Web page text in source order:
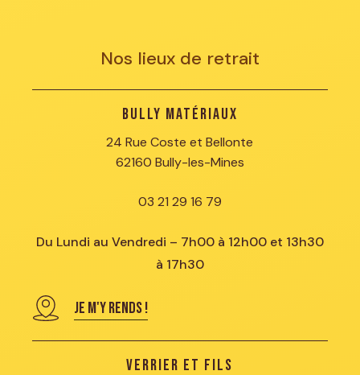
Nos lieux de retrait
Bully Matériaux
24 Rue Coste et Bellonte
62160 Bully-les-Mines
03 21 29 16 79
Du Lundi au Vendredi – 7h00 à 12h00 et 13h30
à 17h30
JE M'Y RENDS !
Verrier et Fils